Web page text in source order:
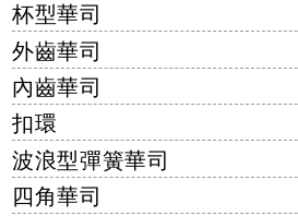
杯型華司
外齒華司
內齒華司
扣環
波浪型彈簧華司
四角華司